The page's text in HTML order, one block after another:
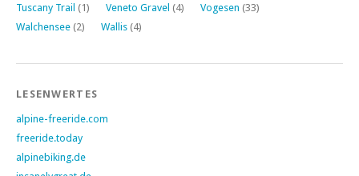
Tuscany Trail (1) Veneto Gravel (4) Vogesen (33)
Walchensee (2) Wallis (4)
LESENWERTES
alpine-freeride.com
freeride.today
alpinebiking.de